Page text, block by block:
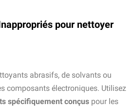
pour nettoyer
abrasifs, de solvants ou
composants électroniques. Utilisez
spécifiquement conçus pour les